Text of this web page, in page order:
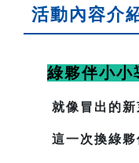
活動內容介
綠夥伴小小
就像冒出的
這一次換綠